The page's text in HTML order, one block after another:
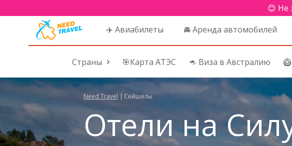
😊 Не
✈️ Авиабилеты 🚘 Аренда автомобилей
Страны 🎯Карта АТЭС 🦘 Виза в Австралию
Need Travel | Сейшелы
Отели на